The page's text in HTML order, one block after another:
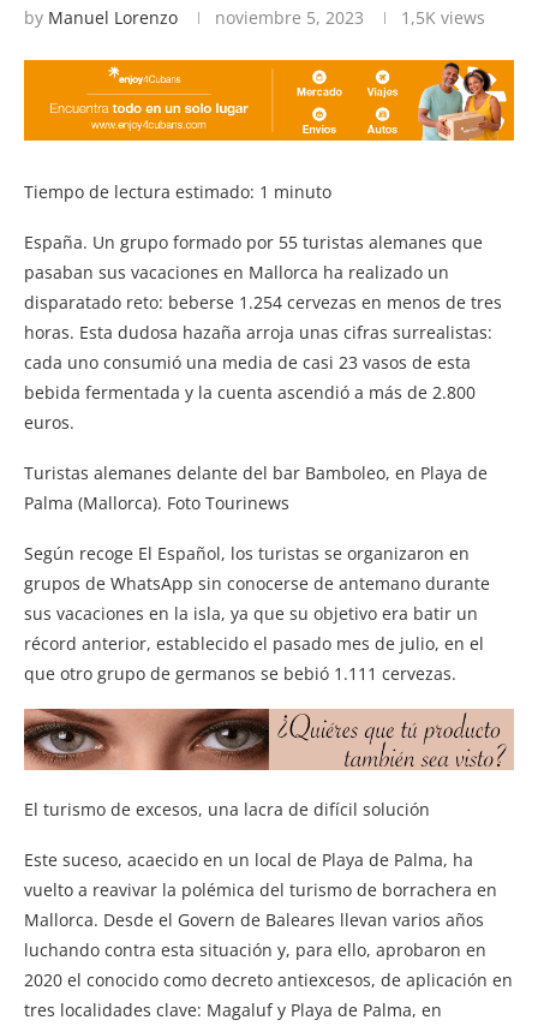
by Manuel Lorenzo noviembre 5, 2023 1,5K views
Tiempo de lectura estimado: 1 minuto
España. Un grupo formado por 55 turistas alemanes que
pasaban sus vacaciones en Mallorca ha realizado un
disparatado reto: beberse 1.254 cervezas en menos de tres
horas. Esta dudosa hazaña arroja unas cifras surrealistas:
cada uno consumió una media de casi 23 vasos de esta
bebida fermentada y la cuenta ascendió a más de 2.800
euros.
Turistas alemanes delante del bar Bamboleo, en Playa de
Palma (Mallorca). Foto Tourinews
Según recoge El Español, los turistas se organizaron en
grupos de WhatsApp sin conocerse de antemano durante
sus vacaciones en la isla, ya que su objetivo era batir un
récord anterior, establecido el pasado mes de julio, en el
que otro grupo de germanos se bebió 1.111 cervezas.
El turismo de excesos, una lacra de difícil solución
Este suceso, acaecido en un local de Playa de Palma, ha
vuelto a reavivar la polémica del turismo de borrachera en
Mallorca. Desde el Govern de Baleares llevan varios años
luchando contra esta situación y, para ello, aprobaron en
2020 el conocido como decreto antiexcesos, de aplicación en
tres localidades clave: Magaluf y Playa de Palma, en